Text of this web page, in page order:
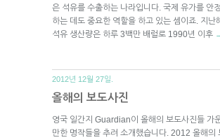
은 석유를 수출하는 나라입니다. 국제 유가를 안
하는 데도 중요한 역할을 하고 있는 셈이죠. 지난
석유 생산량은 하루 3백만 배럴로 1990년 이후
2012년 12월 27일.
올해의 보도사진
영국 일간지 Guardian이 올해의 보도사진들 가
만한 명작들을 추려 소개했습니다. 2012 올해의